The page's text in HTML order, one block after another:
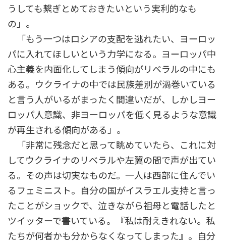
うしても繋ぎとめておきたいという実利的なも
の」。
「もう一つはロシアの支配を逃れたい、ヨーロッ
パに入れてほしいという力学になる。ヨーロッパ中
心主義を内面化してしまう傾向がリベラルの中にも
ある。ウクライナの中では民族差別が渦巻いている
と言う人がいるがまったく間違いだが、しかしヨー
ロッパ人意識、非ヨーロッパを低く見るような意識
が再生される傾向がある」。
「非常に残念だと思って眺めていたら、これに対
してウクライナのリベラルや左翼の間で声が出てい
る。その声は切実なものだ。一人は西部に住んでい
るフェミニスト。自分の国がイスラエル支持と言っ
たことがショックで、泣きながら祖母と電話したと
ツイッターで書いている。『私は耐えきれない。私
たちが何者かも分からなくなってしまった』。自分